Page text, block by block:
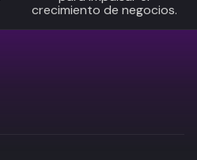
crecimiento de negocios.